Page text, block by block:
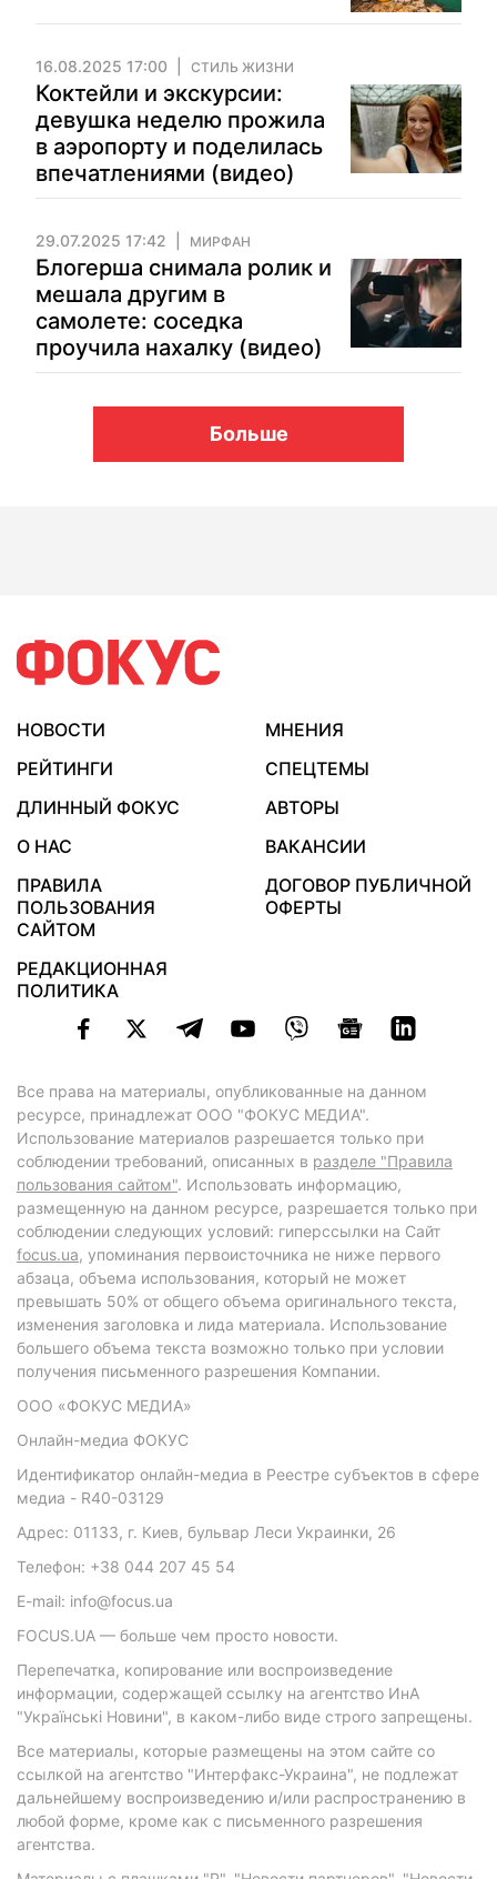
16.08.2025 17:00 СТИЛЬ ЖИЗНИ
Коктейли и экскурсии:
девушка неделю прожила
в аэропорту и поделилась
впечатлениями (видео)
29.07.2025 17:42 МИРФАН
Блогерша снимала ролик и
мешала другим в
самолете: соседка
проучила нахалку (видео)
Больше
НОВОСТИ
МНЕНИЯ
РЕЙТИНГИ
СПЕЦТЕМЫ
ДЛИННЫЙ ФОКУС
АВТОРЫ
О НАС
ВАКАНСИИ
ПРАВИЛА
ПОЛЬЗОВАНИЯ
САЙТОМ
ДОГОВОР ПУБЛИЧНОЙ
ОФЕРТЫ
РЕДАКЦИОННАЯ
ПОЛИТИКА
Все права на материалы, опубликованные на данном
ресурсе, принадлежат ООО "ФОКУС МЕДИА".
Использование материалов разрешается только при
соблюдении требований, описанных в разделе "Правила
пользования сайтом". Использовать информацию,
размещенную на данном ресурсе, разрешается только при
соблюдении следующих условий: гиперссылки на Сайт
focus.ua, упоминания первоисточника не ниже первого
абзаца, объема использования, который не может
превышать 50% от общего объема оригинального текста,
изменения заголовка и лида материала. Использование
большего объема текста возможно только при условии
получения письменного разрешения Компании.
ООО «ФОКУС МЕДИА»
Онлайн-медиа ФОКУС
Идентификатор онлайн-медиа в Реестре субъектов в сфере
медиа - R40-03129
Адрес: 01133, г. Киев, бульвар Леси Украинки, 26
Телефон: +38 044 207 45 54
E-mail: info@focus.ua
FOCUS.UA — больше чем просто новости.
Перепечатка, копирование или воспроизведение
информации, содержащей ссылку на агентство ИнА
"Українські Новини", в каком-либо виде строго запрещены.
Все материалы, которые размещены на этом сайте со
ссылкой на агентство "Интерфакс-Украина", не подлежат
дальнейшему воспроизведению и/или распространению в
любой форме, кроме как с письменного разрешения
агентства.